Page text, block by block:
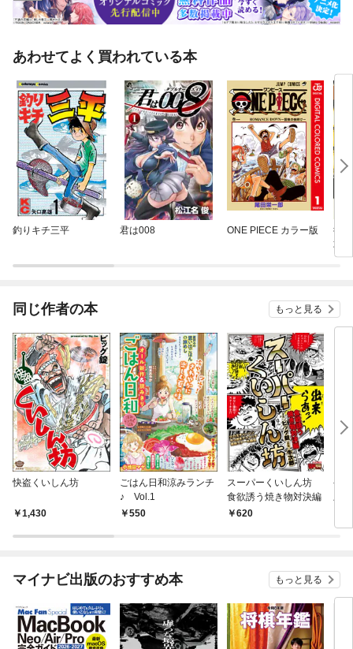
あわせてよく買われている本
釣りキチ三平 君は008 ONE PIECE カラー版
復
攻
同じ作者の本 もっと見る
快盗くいしん坊
1,430
ごはん日和涼みランチ
♪ Vol.1
550
スーパーくいしん坊
食欲誘う焼き物対決編
620
や
マイナビ出版のおすすめ本 もっと見る